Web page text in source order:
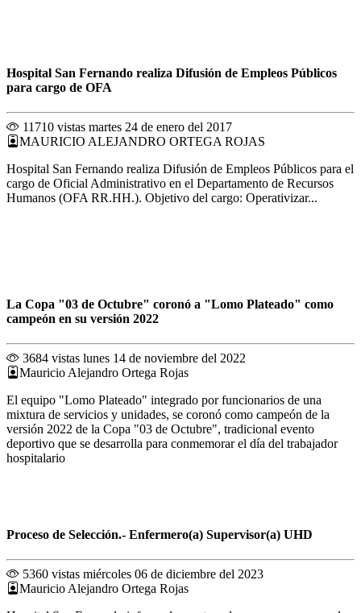
Hospital San Fernando realiza Difusión de Empleos Públicos
para cargo de OFA
11710 vistas martes 24 de enero del 2017
MAURICIO ALEJANDRO ORTEGA ROJAS
Hospital San Fernando realiza Difusión de Empleos Públicos para el
cargo de Oficial Administrativo en el Departamento de Recursos
Humanos (OFA RR.HH.). Objetivo del cargo: Operativizar...
La Copa "03 de Octubre" coronó a "Lomo Plateado" como
campeón en su versión 2022
3684 vistas lunes 14 de noviembre del 2022
Mauricio Alejandro Ortega Rojas
El equipo "Lomo Plateado" integrado por funcionarios de una
mixtura de servicios y unidades, se coronó como campeón de la
versión 2022 de la Copa "03 de Octubre", tradicional evento
deportivo que se desarrolla para conmemorar el día del trabajador
hospitalario
Proceso de Selección.- Enfermero(a) Supervisor(a) UHD
5360 vistas miércoles 06 de diciembre del 2023
Mauricio Alejandro Ortega Rojas